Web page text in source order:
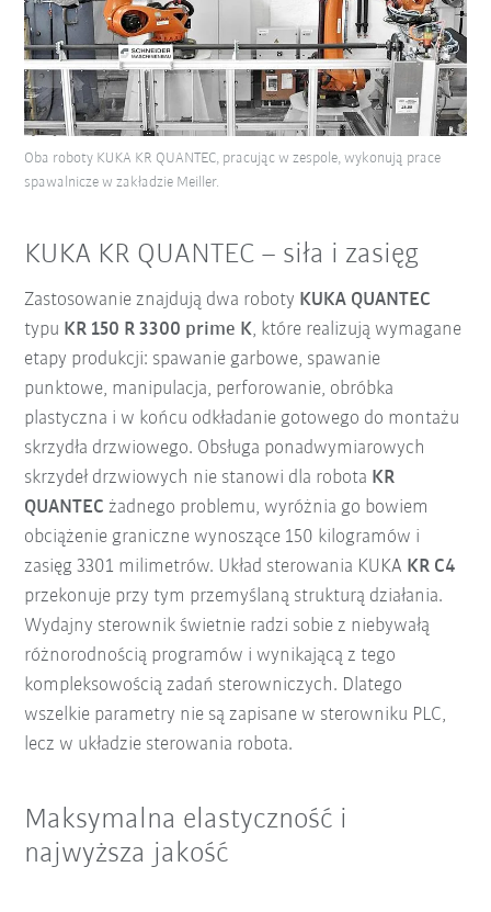
Oba roboty KUKA KR QUANTEC, pracując w zespole, wykonują prace
spawalnicze w zakładzie Meiller.
KUKA KR QUANTEC – siła i zasięg
Zastosowanie znajdują dwa roboty KUKA QUANTEC
typu KR 150 R 3300 prime K, które realizują wymagane
etapy produkcji: spawanie garbowe, spawanie
punktowe, manipulacja, perforowanie, obróbka
plastyczna i w końcu odkładanie gotowego do montażu
skrzydła drzwiowego. Obsługa ponadwymiarowych
skrzydeł drzwiowych nie stanowi dla robota KR
QUANTEC żadnego problemu, wyróżnia go bowiem
obciążenie graniczne wynoszące 150 kilogramów i
zasięg 3301 milimetrów. Układ sterowania KUKA KR C4
przekonuje przy tym przemyślaną strukturą działania.
Wydajny sterownik świetnie radzi sobie z niebywałą
różnorodnością programów i wynikającą z tego
kompleksowością zadań sterowniczych. Dlatego
wszelkie parametry nie są zapisane w sterowniku PLC,
lecz w układzie sterowania robota.
Maksymalna elastyczność i
najwyższa jakość